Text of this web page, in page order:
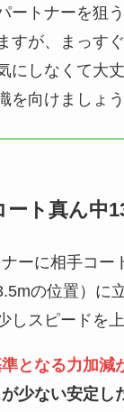
ートナーを狙
すが、まっす
にしなくて大
を向けましょう
ート真ん中
ーに相手コー
の位置）に
スピードを上
となる力加減
少ない安定し